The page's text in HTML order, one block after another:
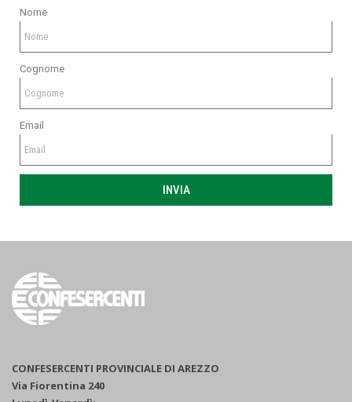
Nome
Cognome
Email
INVIA
CONFESERCENTI PROVINCIALE DI AREZZO
Via Fiorentina 240